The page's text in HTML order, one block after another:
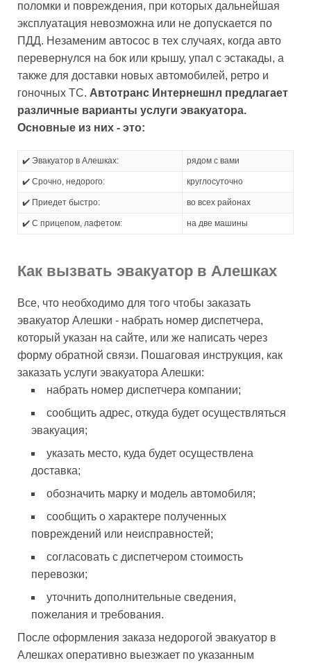
поломки и повреждения, при которых дальнейшая
эксплуатация невозможна или не допускается по
ПДД. Незаменим автосос в тех случаях, когда авто
перевернулся на бок или крышу, упал с эстакады, а
также для доставки новых автомобилей, ретро и
гоночных ТС. Автотранс Интернешнл предлагает
различные варианты услуги эвакуатора.
Основные из них - это:
✔️ Эвакуатор в Алешках: рядом с вами
✔️ Срочно, недорого: круглосуточно
✔️ Приедет быстро: во всех районах
✔️ С прицепом, лафетом: на две машины
Как вызвать эвакуатор в Алешках
Все, что необходимо для того чтобы заказать
эвакуатор Алешки - набрать номер диспетчера,
который указан на сайте, или же написать через
форму обратной связи. Пошаговая инструкция, как
заказать услуги эвакуатора Алешки:
набрать номер диспетчера компании;
сообщить адрес, откуда будет осуществляться
эвакуация;
указать место, куда будет осуществлена
доставка;
обозначить марку и модель автомобиля;
сообщить о характере полученных
повреждений или неисправностей;
согласовать с диспетчером стоимость
перевозки;
уточнить дополнительные сведения,
пожелания и требования.
После оформления заказа недорогой эвакуатор в
Алешках оперативно выезжает по указанным